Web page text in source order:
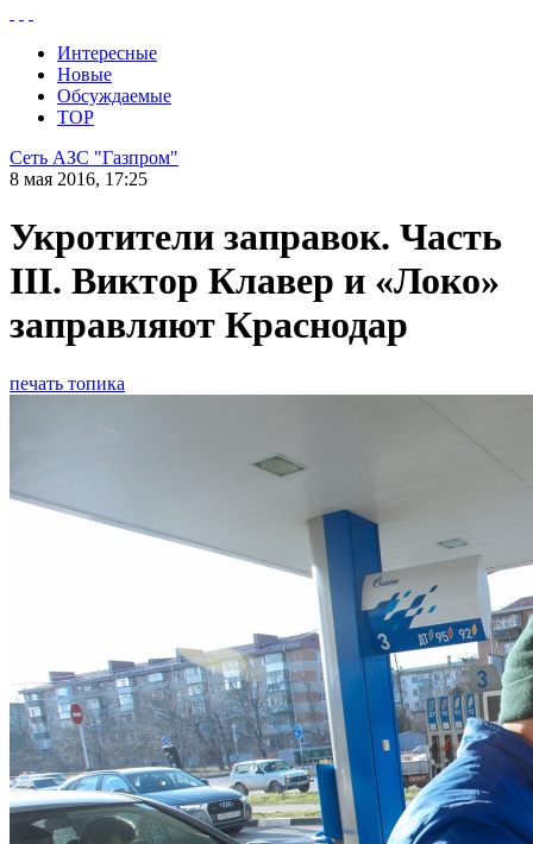
Интересные
Новые
Обсуждаемые
TOP
Сеть АЗС "Газпром"
8 мая 2016, 17:25
Укротители заправок. Часть
III. Виктор Клавер и «Локо»
заправляют Краснодар
печать топика